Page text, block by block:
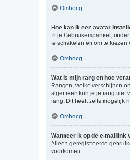
Omhoog
Hoe kan ik een avatar
In je Gebruikerspaneel,
te schakelen en om te kiezen
Omhoog
Wat is mijn rang en hoe
Rangen, welke verschijnen
algemeen kun je je rang niet
rang. Dit heeft zelfs mogelijk
Omhoog
Wanneer ik op de e-maillink
Alleen geregistreerde
voorkomen.